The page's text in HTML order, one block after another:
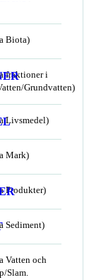
Biota)
fraktioner i
Grundvatten)
Livsmedel)
Mark)
Produkter)
Sediment)
Vatten och
Slam.